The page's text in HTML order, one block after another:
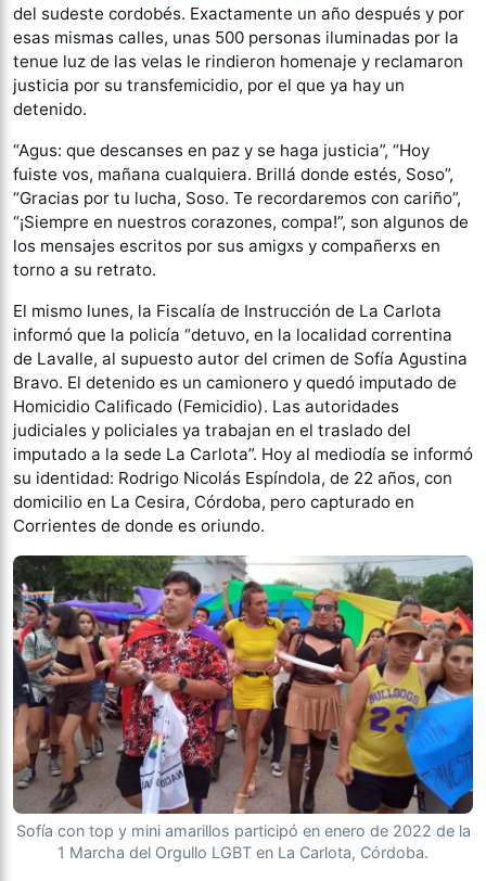
del sudeste cordobés. Exactamente un año después y por
esas mismas calles, unas 500 personas iluminadas por la
tenue luz de las velas le rindieron homenaje y reclamaron
justicia por su transfemicidio, por el que ya hay un
detenido.
“Agus: que descanses en paz y se haga justicia”, “Hoy
fuiste vos, mañana cualquiera. Brillá donde estés, Soso”,
“Gracias por tu lucha, Soso. Te recordaremos con cariño”,
“¡Siempre en nuestros corazones, compa!”, son algunos de
los mensajes escritos por sus amigxs y compañerxs en
torno a su retrato.
El mismo lunes, la Fiscalía de Instrucción de La Carlota
informó que la policía “detuvo, en la localidad correntina
de Lavalle, al supuesto autor del crimen de Sofía Agustina
Bravo. El detenido es un camionero y quedó imputado de
Homicidio Calificado (Femicidio). Las autoridades
judiciales y policiales ya trabajan en el traslado del
imputado a la sede La Carlota”. Hoy al mediodía se informó
su identidad: Rodrigo Nicolás Espíndola, de 22 años, con
domicilio en La Cesira, Córdoba, pero capturado en
Corrientes de donde es oriundo.
Sofía con top y mini amarillos participó en enero de 2022 de la
1 Marcha del Orgullo LGBT en La Carlota, Córdoba.